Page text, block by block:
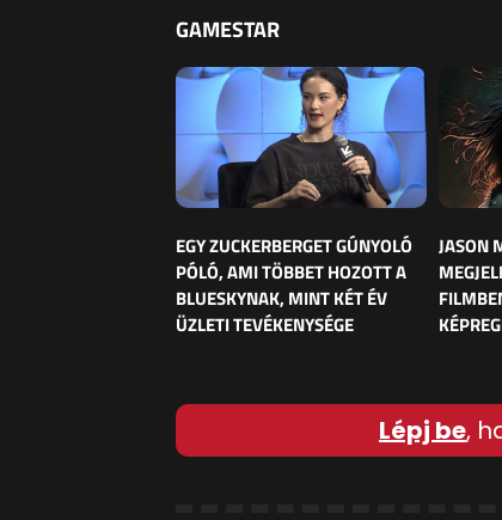
GAMESTAR
EGY ZUCKERBERGET GÚNYOLÓ
PÓLÓ, AMI TÖBBET HOZOTT A
BLUESKYNAK, MINT KÉT ÉV
ÜZLETI TEVÉKENYSÉGE
JASON
Lépj be,